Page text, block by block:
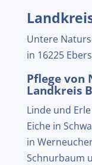
Untere
in 16225
Pflege von
Landkreis
Linde und
Eiche in
in
Schnurbaum